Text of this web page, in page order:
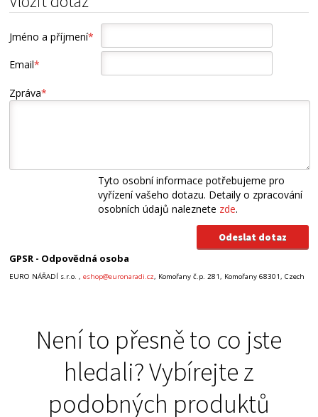
Jméno a příjmení*
Email*
Zpráva*
Tyto osobní informace potřebujeme pro
vyřízení vašeho dotazu. Detaily o zpracování
osobních údajů naleznete zde.
GPSR - Odpovědná osoba
EURO NÁŘADÍ s.r.o. ,eshop@euronaradi.cz, Komořany č.p. 281, Komořany 68301, Czech
Není to přesně to co jste
hledali? Vybírejte z
podobných produktů